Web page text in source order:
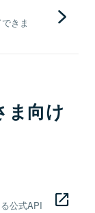
きま
ま向け
公式API